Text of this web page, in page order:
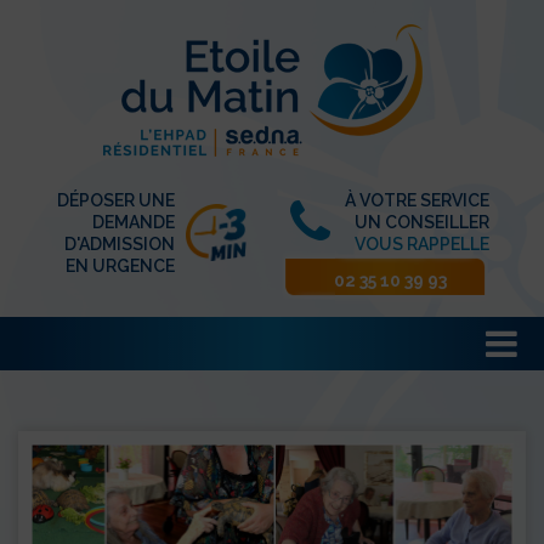
DÉPOSER UNE
DEMANDE
D'ADMISSION
EN URGENCE
À VOTRE SERVICE
UN CONSEILLER
VOUS RAPPELLE
02 35 10 39 93